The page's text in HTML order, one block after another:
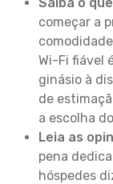
começar a
Wi-Fi fiável
ginásio à
de
a escolha
Leia as
pena
hóspedes